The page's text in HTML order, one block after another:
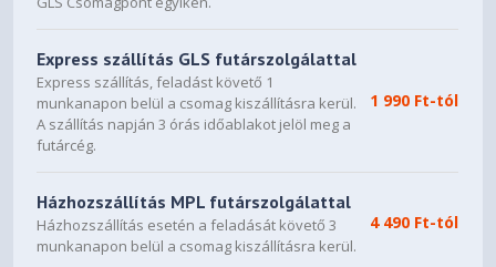
Express szállítás GLS futárszolgálattal
Express szállítás, feladást követő 1
munkanapon belül a csomag kiszállításra kerül.
A szállítás napján 3 órás időablakot jelöl meg a
futárcég.
1 990 Ft-tól
Házhozszállítás MPL futárszolgálattal
Házhozszállítás esetén a feladását követő 3
munkanapon belül a csomag kiszállításra kerül.
4 490 Ft-tól